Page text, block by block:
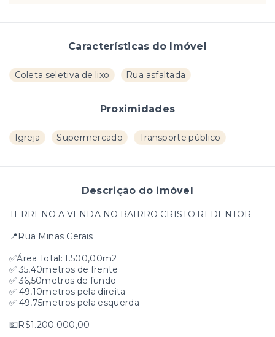
Características do Imóvel
Coleta seletiva de lixo Rua asfaltada
Proximidades
Igreja Supermercado Transporte público
Descrição do imóvel
TERRENO A VENDA NO BAIRRO CRISTO REDENTOR
📍Rua Minas Gerais
✅Área Total: 1.500,00m2
✅ 35,40metros de frente
✅ 36,50metros de fundo
✅ 49,10metros pela direita
✅ 49,75metros pela esquerda
💵R$1.200.000,00